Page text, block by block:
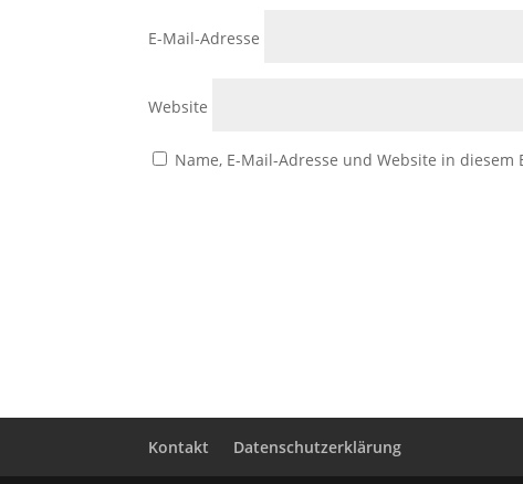
E-Mail-Adresse
Website
Name, E-Mail-Adresse und Website in
Kontakt Datenschutzerklärung